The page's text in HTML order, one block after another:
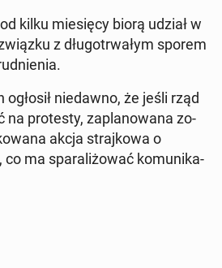
kilku mie­się­cy biorą udział w
z dłu­go­trwa­łym sporem
nie­daw­no, że jeśli rząd
na pro­te­sty, za­pla­no­wa­na zo­
akcja straj­ko­wa o
co ma spa­ra­li­żo­wać ko­mu­ni­ka­